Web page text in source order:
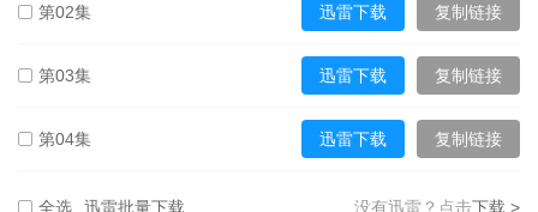
第16集 第18集
第19集 第21集
第22集 第24集
第02集 迅雷下载 复制链接
第03集 迅雷下载 复制链接
第04集 迅雷下载 复制链接
第05集 迅雷下载 复制链接
全选 迅雷批量下载 没有迅雷？点击下载 >